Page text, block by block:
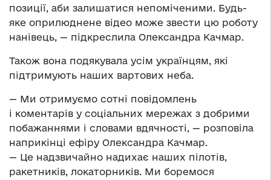
позиції, аби залишатися непоміченими. Будь-
яке оприлюднене відео може звести цю роботу
нанівець, — підкреслила Олександра Качмар.
Також вона подякувала усім українцям, які
підтримують наших вартових неба.
— Ми отримуємо сотні повідомлень
і коментарів у соціальних мережах з добрими
побажаннями і словами вдячності, — розповіла
наприкінці ефіру Олександра Качмар.
— Це надзвичайно надихає наших пілотів,
ракетників, локаторників. Ми боремося